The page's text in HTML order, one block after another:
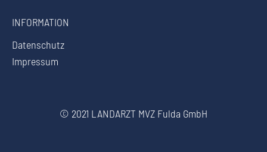
INFORMATION
Datenschutz
Impressum
© 2021 LANDARZT MVZ Fulda GmbH